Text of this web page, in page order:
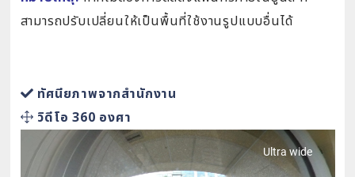
สามารถปรับเปลี่ยนให้เป็นพื้นที่ใช้งานรูปแบบอื่นได้
ทัศนียภาพจากสำนักงาน
วิดีโอ 360 องศา